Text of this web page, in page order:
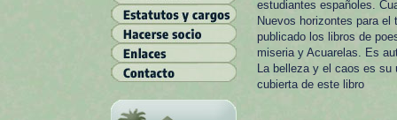
estudiantes españoles.
Nuevos horizontes para
publicado los libros de
miseria y Acuarelas. Es
La belleza y el caos es su
cubierta de este libro